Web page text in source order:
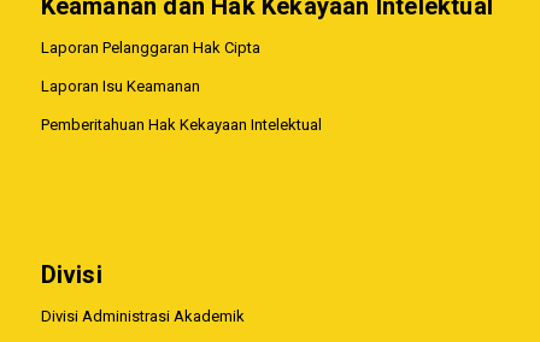
Keamanan dan Hak Kekayaan Intelektual
Laporan Pelanggaran Hak Cipta
Laporan Isu Keamanan
Pemberitahuan Hak Kekayaan Intelektual
Divisi
Divisi Administrasi Akademik